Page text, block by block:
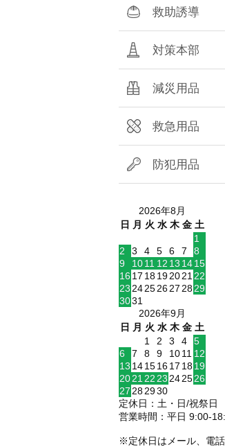
救助誘導
対策本部
減災用品
救急用品
防犯用品
2026年8月
日
月 火 水 木 金 土
1
2
3 4 5 6 7
8
9
1011 12 13 1415
16 17 18192021 22
23 24252627 2829
3031
2026年9月
日
月 火 水 木 金 土
1
2 3 4
5
6
7 8 9 1011 12
13 14151617 1819
2021 22 23 242526
27 282930
定休日：土・日/祝祭日
営業時間：平日 9:00-
※定休日はメール、電